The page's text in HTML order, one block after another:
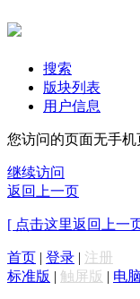
搜索
版块列表
用户信息
您访问的页面无手
继续访问
返回上一页
[ 点击这里返回上一
首页 | 登录 | 注册
标准版 | 触屏版 | 电